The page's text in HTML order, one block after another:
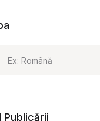
Publicării